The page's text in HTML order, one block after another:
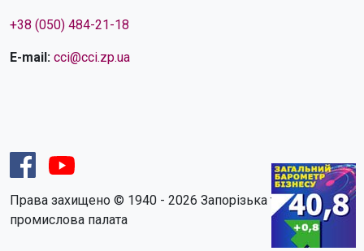
+38 (050) 484-21-18
E-mail: cci@cci.zp.ua
Права захищено © 1940 - 2026 Запорізька торгово-
промислова палата